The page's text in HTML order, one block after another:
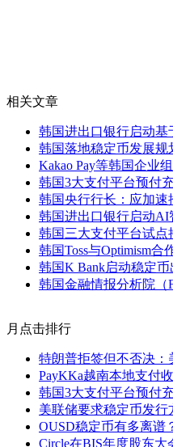
相关文章
韩国进出口银行启动
韩国落地稳定币发展规
Kakao Pay等韩国企业
韩国3大支付平台预付
韩国央行行长：应加
韩国进出口银行启动
韩国三大支付平台试
韩国Toss与Optimism合
韩国K Bank启动稳定币
韩国金融情报分析院
月点击排行
特朗普拒签但不否决：
PayKKa越南本地支付
韩国3大支付平台预付
美联储要求稳定币发
OUSD稳定币有多离谱
Circle在BIS年度股东大